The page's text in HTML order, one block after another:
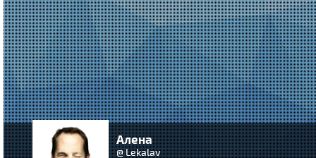
Алена
@ Lekalav